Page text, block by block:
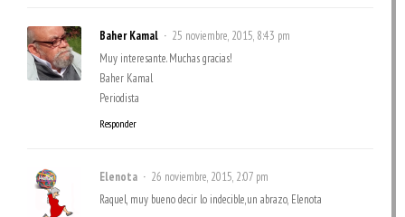
Baher Kamal
25 noviembre, 2015, 8:43 pm
Muy interesante. Muchas gracias!
Baher Kamal
Periodista
Responder
Elenota
26 noviembre, 2015, 2:07 pm
Raquel, muy bueno decir lo indecible,un abrazo, Elenota